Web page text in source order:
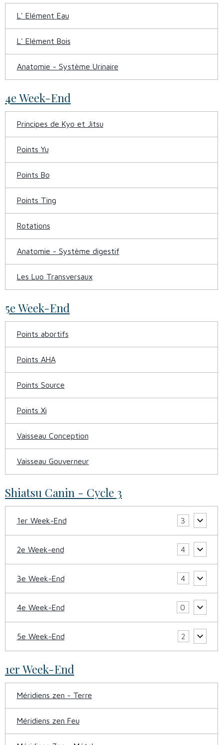
L' Elément Eau
L' Elément Bois
Anatomie - Système Urinaire
4e Week-End
Principes de Kyo et Jitsu
Points Yu
Points Bo
Points Ting
Rotations
Anatomie - Système digestif
Les Luo Transversaux
5e Week-End
Points abortifs
Points AHA
Points Source
Points Xi
Vaisseau Conception
Vaisseau Gouverneur
Shiatsu Canin - Cycle 3
1er Week-End 3
2e Week-end 4
3e Week-End 4
4e Week-End 0
5e Week-End 2
1er Week-End
Méridiens zen - Terre
Méridiens zen Feu